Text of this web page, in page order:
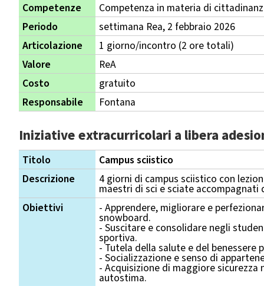
Competenze
Competenza in materia di
Periodo
settimana Rea, 2 febbraio 2026
Articolazione
1 giorno/incontro (2 ore totali)
Valore
ReA
Costo
gratuito
Responsabile
Fontana
Iniziative extracurricolari a libera
Titolo
Campus sciistico
Descrizione
4 giorni di campus sciistico con
maestri di sci e sciate accompagnati
Obiettivi
- Apprendere, migliorare e
snowboard.
- Suscitare e consolidare negli
sportiva.
- Tutela della salute e del benessere
- Socializzazione e senso di
- Acquisizione di maggiore
autostima.